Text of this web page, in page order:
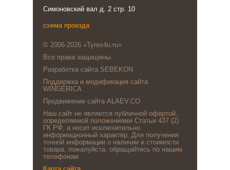
Симоновский вал д. 2 стр. 10
схема проезда
© 2006-2026 «Tyres4u.ru»
Все права защищены.
Разработка сайта SEBEKON
Поддержка и модификация сайта
WINGERICA
Продвижение сайта ALAEV.CO
Наш сайт не является публичной офертой,
определяемой положениями Статьи 437 (2)
ГК РФ, а носит исключительно
информационный характер. Для получения
точной информации о наличии и стоимости
товара, пожалуйста, обращайтесь по нашим
телефонам